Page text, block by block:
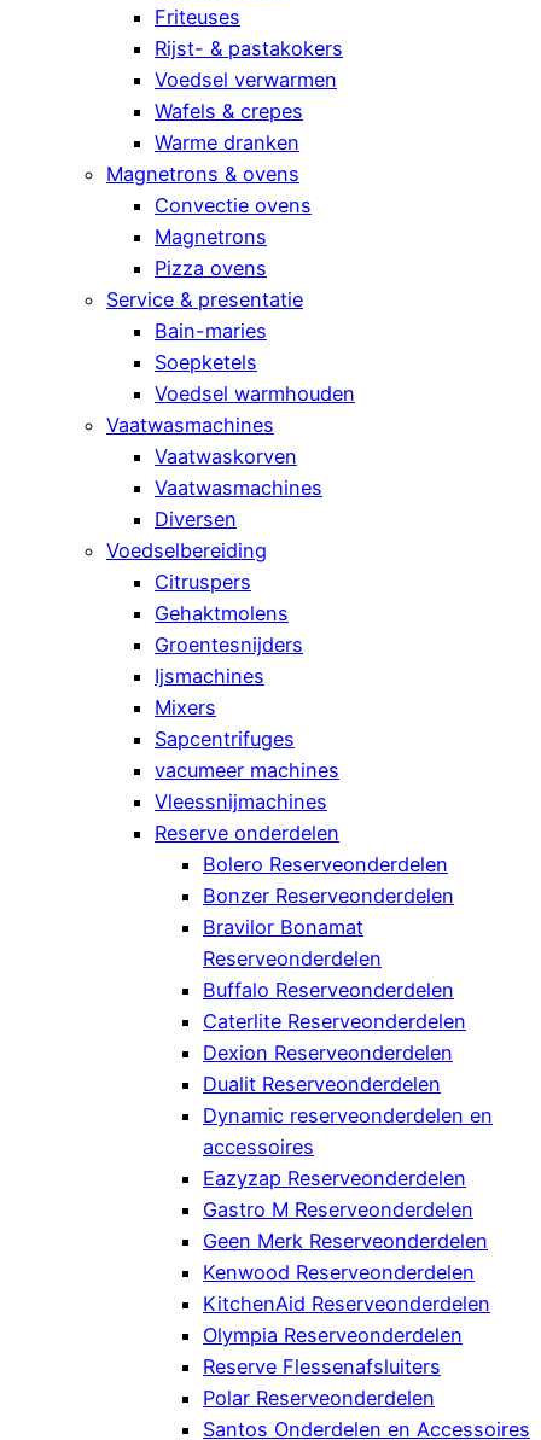
Friteuses
Rijst- & pastakokers
Voedsel verwarmen
Wafels & crepes
Warme dranken
Magnetrons & ovens
Convectie ovens
Magnetrons
Pizza ovens
Service & presentatie
Bain-maries
Soepketels
Voedsel warmhouden
Vaatwasmachines
Vaatwaskorven
Vaatwasmachines
Diversen
Voedselbereiding
Citruspers
Gehaktmolens
Groentesnijders
Ijsmachines
Mixers
Sapcentrifuges
vacumeer machines
Vleessnijmachines
Reserve onderdelen
Bolero Reserveonderdelen
Bonzer Reserveonderdelen
Bravilor Bonamat
Reserveonderdelen
Buffalo Reserveonderdelen
Caterlite Reserveonderdelen
Dexion Reserveonderdelen
Dualit Reserveonderdelen
Dynamic reserveonderdelen en
accessoires
Eazyzap Reserveonderdelen
Gastro M Reserveonderdelen
Geen Merk Reserveonderdelen
Kenwood Reserveonderdelen
KitchenAid Reserveonderdelen
Olympia Reserveonderdelen
Reserve Flessenafsluiters
Polar Reserveonderdelen
Santos Onderdelen en Accessoires